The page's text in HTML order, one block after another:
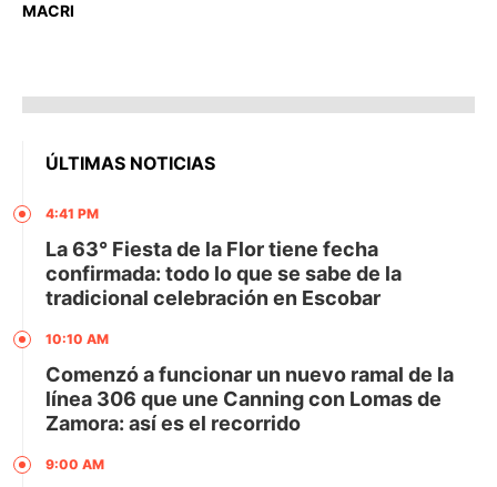
MACRI
ÚLTIMAS NOTICIAS
4:41 PM
La 63° Fiesta de la Flor tiene fecha
confirmada: todo lo que se sabe de la
tradicional celebración en Escobar
10:10 AM
Comenzó a funcionar un nuevo ramal de la
línea 306 que une Canning con Lomas de
Zamora: así es el recorrido
9:00 AM